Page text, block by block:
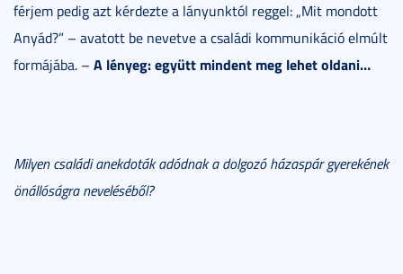
férjem pedig azt kérdezte a lányunktól reggel: „Mit mondott
Anyád?” – avatott be nevetve a családi kommunikáció elmúlt
formájába. – A lényeg: együtt mindent meg lehet oldani…
Milyen családi anekdoták adódnak a dolgozó házaspár gyerekének
önállóságra neveléséből?